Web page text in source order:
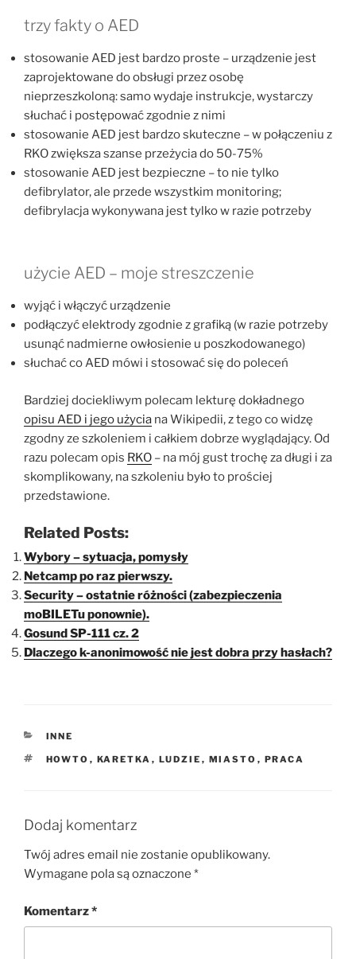
trzy fakty o AED
stosowanie AED jest bardzo proste – urządzenie jest
zaprojektowane do obsługi przez osobę
nieprzeszkoloną: samo wydaje instrukcje, wystarczy
słuchać i postępować zgodnie z nimi
stosowanie AED jest bardzo skuteczne – w połączeniu z
RKO zwiększa szanse przeżycia do 50-75%
stosowanie AED jest bezpieczne – to nie tylko
defibrylator, ale przede wszystkim monitoring;
defibrylacja wykonywana jest tylko w razie potrzeby
użycie AED – moje streszczenie
wyjąć i włączyć urządzenie
podłączyć elektrody zgodnie z grafiką (w razie potrzeby
usunąć nadmierne owłosienie u poszkodowanego)
słuchać co AED mówi i stosować się do poleceń
Bardziej dociekliwym polecam lekturę dokładnego
opisu AED i jego użycia na Wikipedii, z tego co widzę
zgodny ze szkoleniem i całkiem dobrze wyglądający. Od
razu polecam opis RKO – na mój gust trochę za długi i za
skomplikowany, na szkoleniu było to prościej
przedstawione.
Related Posts:
Wybory – sytuacja, pomysły
Netcamp po raz pierwszy.
Security – ostatnie różności (zabezpieczenia
moBILETu ponownie).
Gosund SP-111 cz. 2
Dlaczego k-anonimowość nie jest dobra przy hasłach?
KATEGORIE
INNE
TAGI
HOWTO , KARETKA , LUDZIE , MIASTO , PRACA
Dodaj komentarz
Twój adres email nie zostanie opublikowany.
Wymagane pola są oznaczone *
Komentarz*